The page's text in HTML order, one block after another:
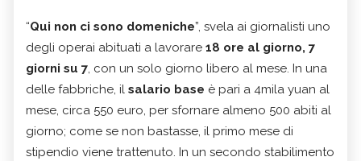
“Qui non ci sono domeniche”, svela ai giornalisti uno
degli operai abituati a lavorare 18 ore al giorno, 7
giorni su 7, con un solo giorno libero al mese. In una
delle fabbriche, il salario base è pari a 4mila yuan al
mese, circa 550 euro, per sfornare almeno 500 abiti al
giorno; come se non bastasse, il primo mese di
stipendio viene trattenuto. In un secondo stabilimento